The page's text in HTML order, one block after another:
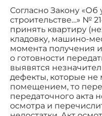
Согласно Закону «Об
строительстве…» №
принять квартиру
кладовку, машино-
момента получения
о готовности
выявятся
дефекты, которые не
помещением, то
передаточного акта
осмотра и